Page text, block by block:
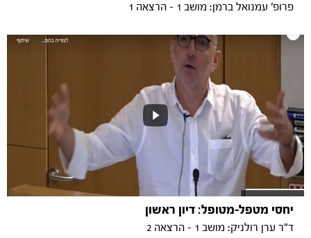
פרופ' עמנואל ברמן: מושב 1 - הרצאה 1
יחסי מטפל-מטופל: דיון ראשון
ד"ר ערן רולניק: מושב 1 - הרצאה 2